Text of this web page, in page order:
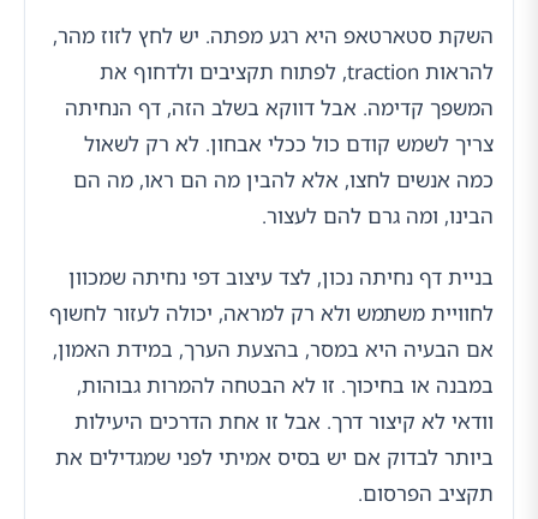
השקת סטארטאפ היא רגע מפתה. יש לחץ לזוז מהר,
להראות traction, לפתוח תקציבים ולדחוף את
המשפך קדימה. אבל דווקא בשלב הזה, דף הנחיתה
צריך לשמש קודם כול ככלי אבחון. לא רק לשאול
כמה אנשים לחצו, אלא להבין מה הם ראו, מה הם
הבינו, ומה גרם להם לעצור.
בניית דף נחיתה נכון, לצד עיצוב דפי נחיתה שמכוון
לחוויית משתמש ולא רק למראה, יכולה לעזור לחשוף
אם הבעיה היא במסר, בהצעת הערך, במידת האמון,
במבנה או בחיכוך. זו לא הבטחה להמרות גבוהות,
וודאי לא קיצור דרך. אבל זו אחת הדרכים היעילות
ביותר לבדוק אם יש בסיס אמיתי לפני שמגדילים את
תקציב הפרסום.